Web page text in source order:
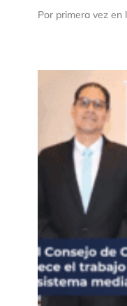
Por primera vez en